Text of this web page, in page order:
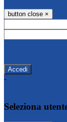
button close ×
-
Seleziona